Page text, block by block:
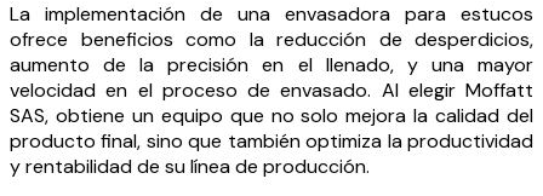
La implementación de una envasadora para estucos
ofrece beneficios como la reducción de desperdicios,
aumento de la precisión en el llenado, y una mayor
velocidad en el proceso de envasado. Al elegir Moffatt
SAS, obtiene un equipo que no solo mejora la calidad del
producto final, sino que también optimiza la productividad
y rentabilidad de su línea de producción.